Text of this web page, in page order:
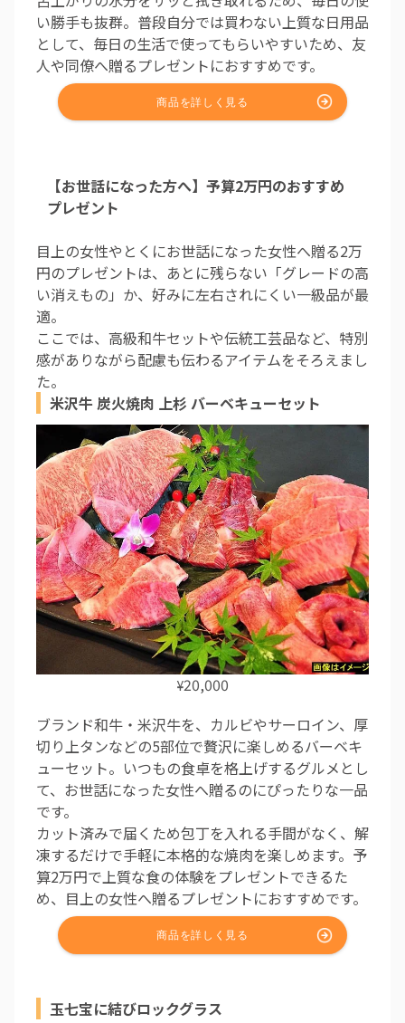
い勝手も抜群。普段自分では買わない上質な日用品
として、毎日の生活で使ってもらいやすいため、友
人や同僚へ贈るプレゼントにおすすめです。
【お世話になった方へ】予算2万円のおすすめ
プレゼント
目上の女性やとくにお世話になった女性へ贈る2万
円のプレゼントは、あとに残らない「グレードの高
い消えもの」か、好みに左右されにくい一級品が最
適。
ここでは、高級和牛セットや伝統工芸品など、特別
感がありながら配慮も伝わるアイテムをそろえまし
た。
米沢牛 炭火焼肉 上杉 バーベキューセット
¥20,000
ブランド和牛・米沢牛を、カルビやサーロイン、厚
切り上タンなどの5部位で贅沢に楽しめるバーベキ
ューセット。いつもの食卓を格上げするグルメとし
て、お世話になった女性へ贈るのにぴったりな一品
です。
カット済みで届くため包丁を入れる手間がなく、解
凍するだけで手軽に本格的な焼肉を楽しめます。予
算2万円で上質な食の体験をプレゼントできるた
め、目上の女性へ贈るプレゼントにおすすめです。
玉七宝に結びロックグラス